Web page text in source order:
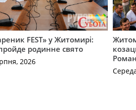
FEST» у Житомирі:
родинне свято
2026